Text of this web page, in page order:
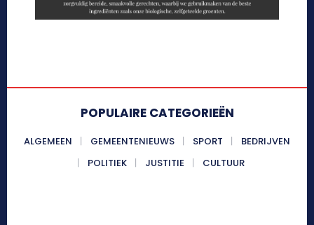
POPULAIRE CATEGORIEËN
ALGEMEEN GEMEENTENIEUWS SPORT
BEDRIJVEN
POLITIEK
JUSTITIE CULTUUR